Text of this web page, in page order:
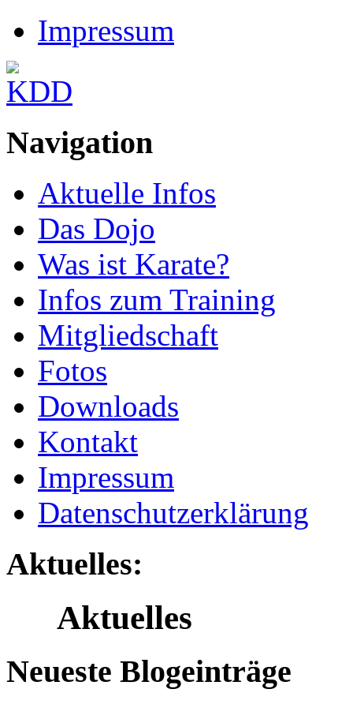
Impressum
Navigation
Aktuelle Infos
Das Dojo
Was ist Karate?
Infos zum Training
Mitgliedschaft
Fotos
Downloads
Kontakt
Impressum
Datenschutzerklärung
Aktuelles:
Aktuelles
Neueste Blogeinträge